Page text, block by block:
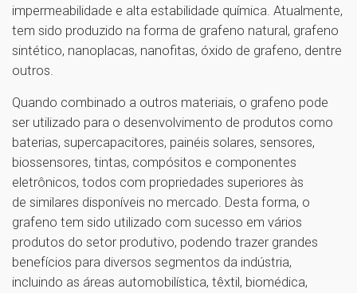
impermeabilidade e alta estabilidade química. Atualmente,
tem sido produzido na forma de grafeno natural, grafeno
sintético, nanoplacas, nanofitas, óxido de grafeno, dentre
outros.
Quando combinado a outros materiais, o grafeno pode
ser utilizado para o desenvolvimento de produtos como
baterias, supercapacitores, painéis solares, sensores,
biossensores, tintas, compósitos e componentes
eletrônicos, todos com propriedades superiores às
de similares disponíveis no mercado. Desta forma, o
grafeno tem sido utilizado com sucesso em vários
produtos do setor produtivo, podendo trazer grandes
benefícios para diversos segmentos da indústria,
incluindo as áreas automobilística, têxtil, biomédica,